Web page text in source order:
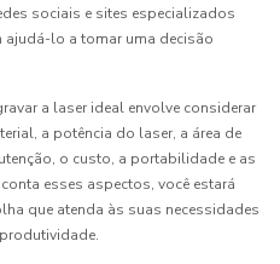
sociais e sites especializados
lo a tomar uma decisão
a laser ideal envolve considerar
a potência do laser, a área de
o custo, a portabilidade e as
esses aspectos, você estará
que atenda às suas necessidades